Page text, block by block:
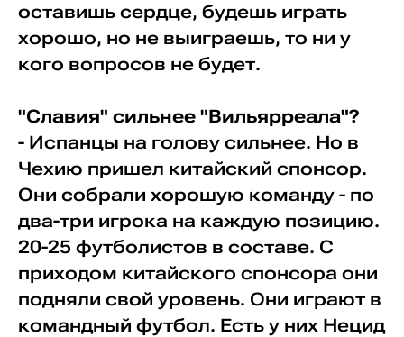
оставишь сердце, будешь играть
хорошо, но не выиграешь, то ни у
кого вопросов не будет.
"Славия" сильнее "Вильярреала"?
- Испанцы на голову сильнее. Но в
Чехию пришел китайский спонсор.
Они собрали хорошую команду - по
два-три игрока на каждую позицию.
20-25 футболистов в составе. С
приходом китайского спонсора они
подняли свой уровень. Они играют в
командный футбол. Есть у них Нецид